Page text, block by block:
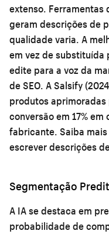
extenso. Ferramentas
geram descrições de
qualidade varia. A
em vez de substituída
edite para a voz da
de SEO. A Salsify
produtos aprimoradas
conversão em 17%
fabricante. Saiba
escrever descrições
Segmentação
A IA se destaca em
probabilidade de